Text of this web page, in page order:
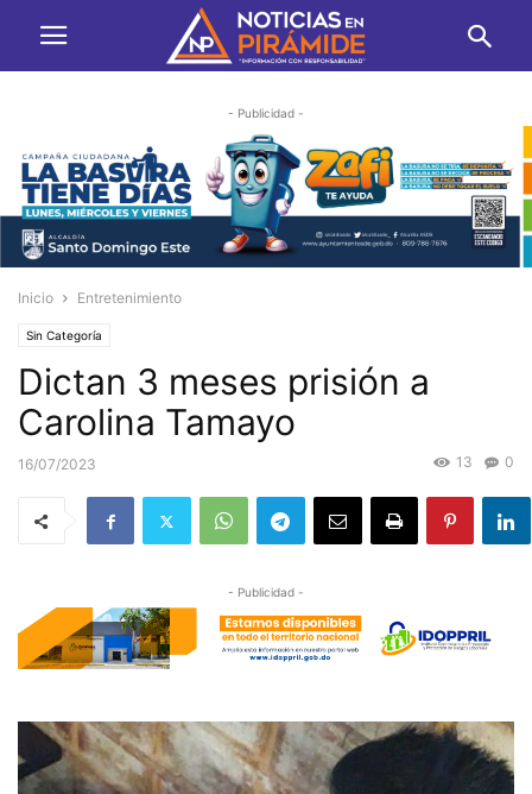
- Publicidad -
Inicio Entretenimiento
Sin Categoría
Dictan 3 meses prisión a
Carolina Tamayo
16/07/2023 0
13
- Publicidad -